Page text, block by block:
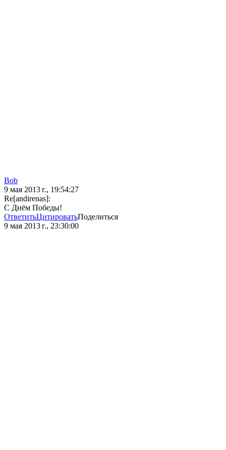
Bob
9 мая 2013 г., 19:54:27
Re[andirenas]:
С Днём Победы!
ОтветитьЦитироватьПоделиться
9 мая 2013 г., 23:30:00